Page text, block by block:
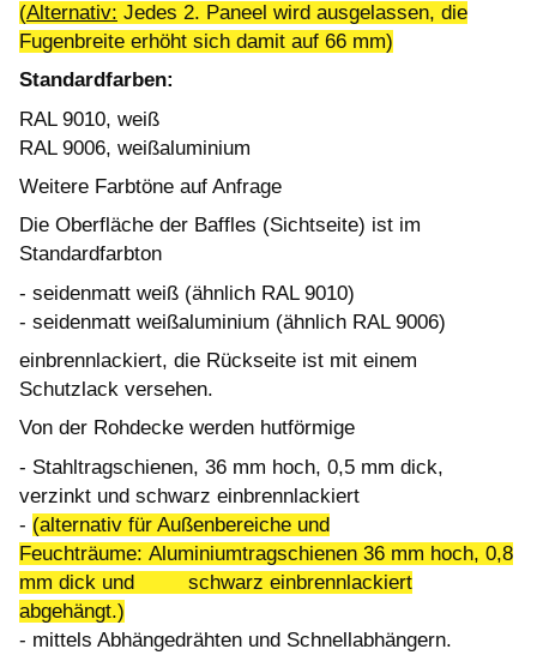
(Alternativ: Jedes 2. Paneel wird ausgelassen, die
Fugenbreite erhöht sich damit auf 66 mm)
Standardfarben:
RAL 9010, weiß
RAL 9006, weißaluminium
Weitere Farbtöne auf Anfrage
Die Oberfläche der Baffles (Sichtseite) ist im
Standardfarbton
- seidenmatt weiß (ähnlich RAL 9010)
- seidenmatt weißaluminium (ähnlich RAL 9006)
einbrennlackiert, die Rückseite ist mit einem
Schutzlack versehen.
Von der Rohdecke werden hutförmige
- Stahltragschienen, 36 mm hoch, 0,5 mm dick,
verzinkt und schwarz einbrennlackiert
- (alternativ für Außenbereiche und
Feuchträume: Aluminiumtragschienen 36 mm hoch, 0,8
mm dick und schwarz einbrennlackiert
abgehängt.)
- mittels Abhängedrähten und Schnellabhängern.